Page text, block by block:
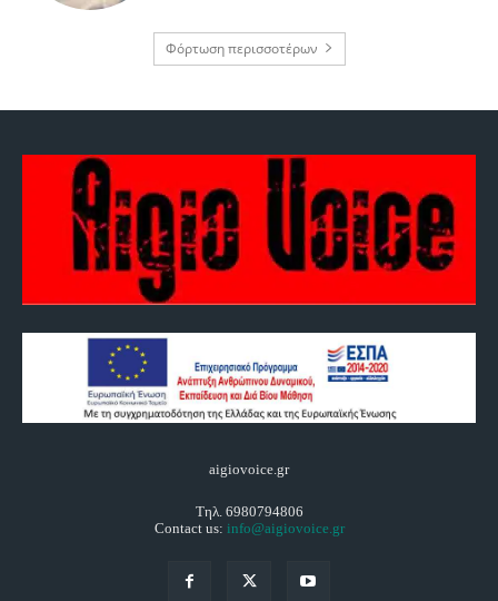
Φόρτωση περισσοτέρων
aigiovoice.gr
Τηλ. 6980794806
Contact us: info@aigiovoice.gr